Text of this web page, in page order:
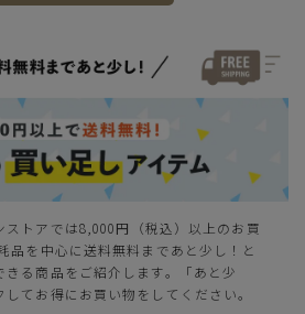
カートに入れる
—
ストアでは8,000円（税込）以上のお買
品を中心に送料無料まであと少し！と
きる商品をご紹介します。「あと少
てお得にお買い物をしてください。